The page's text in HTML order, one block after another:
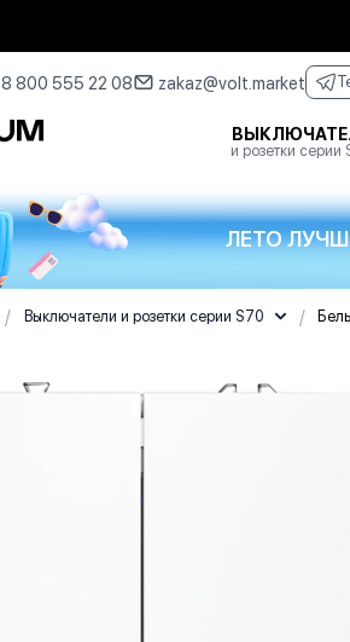
8 800 555 22 08 zakaz@volt.market
и розетки серии
ЛЕТО
/ Выключатели и розетки серии S70 /